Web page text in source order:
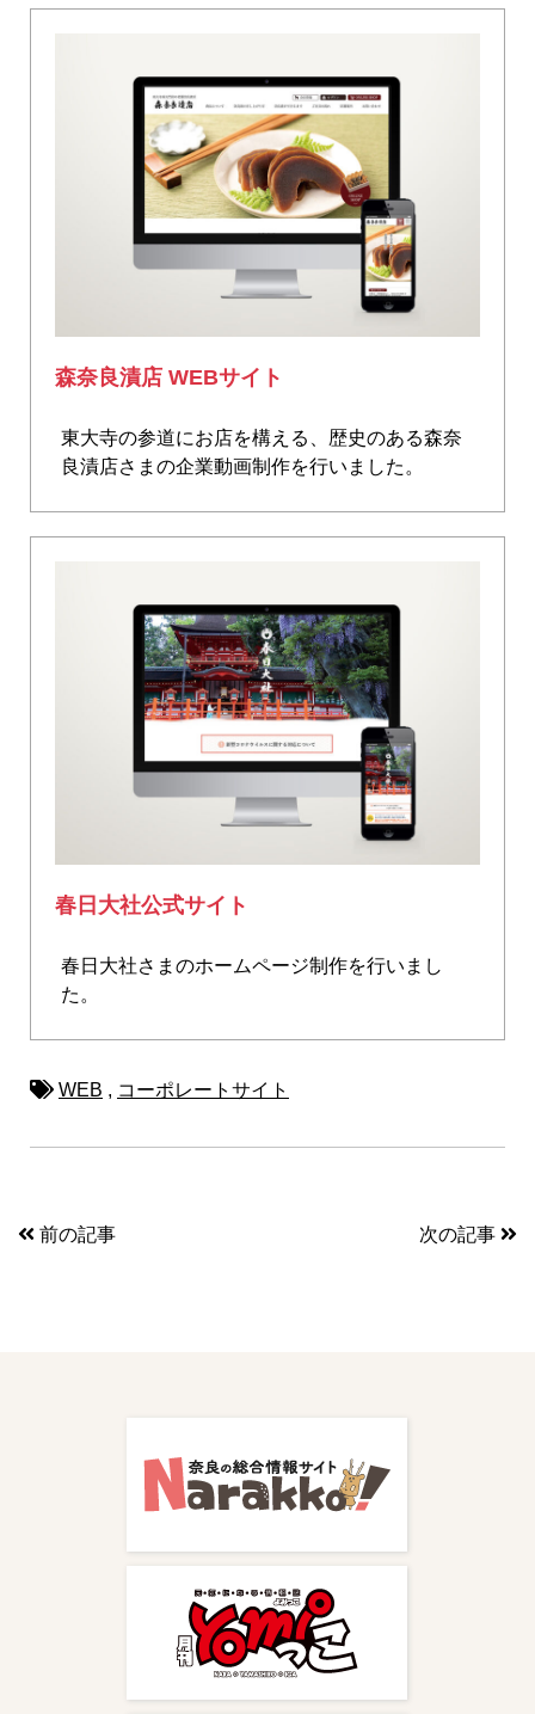
森奈良漬店 WEBサイト
東大寺の参道にお店を構える、歴史のある森奈
良漬店さまの企業動画制作を行いました。
春日大社公式サイト
春日大社さまのホームページ制作を行いまし
た。
WEB , コーポレートサイト
前の記事 次の記事